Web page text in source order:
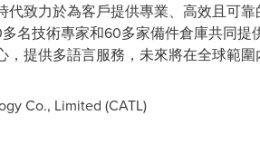
致力於為客戶提供專業、高效且可
名技術專家和60多家備件倉庫共同
提供多語言服務，未來將在全球範
Co., Limited (CATL)